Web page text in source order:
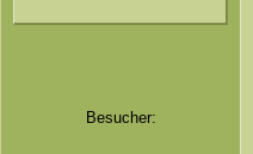
Besucher: